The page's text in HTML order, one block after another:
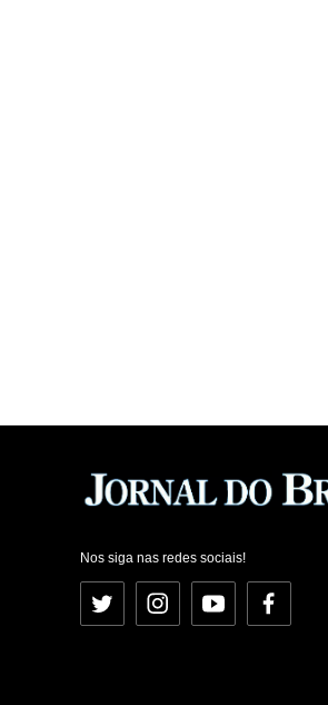
Nos siga nas redes sociais!
Twitter InstagramYouTubeFacebook